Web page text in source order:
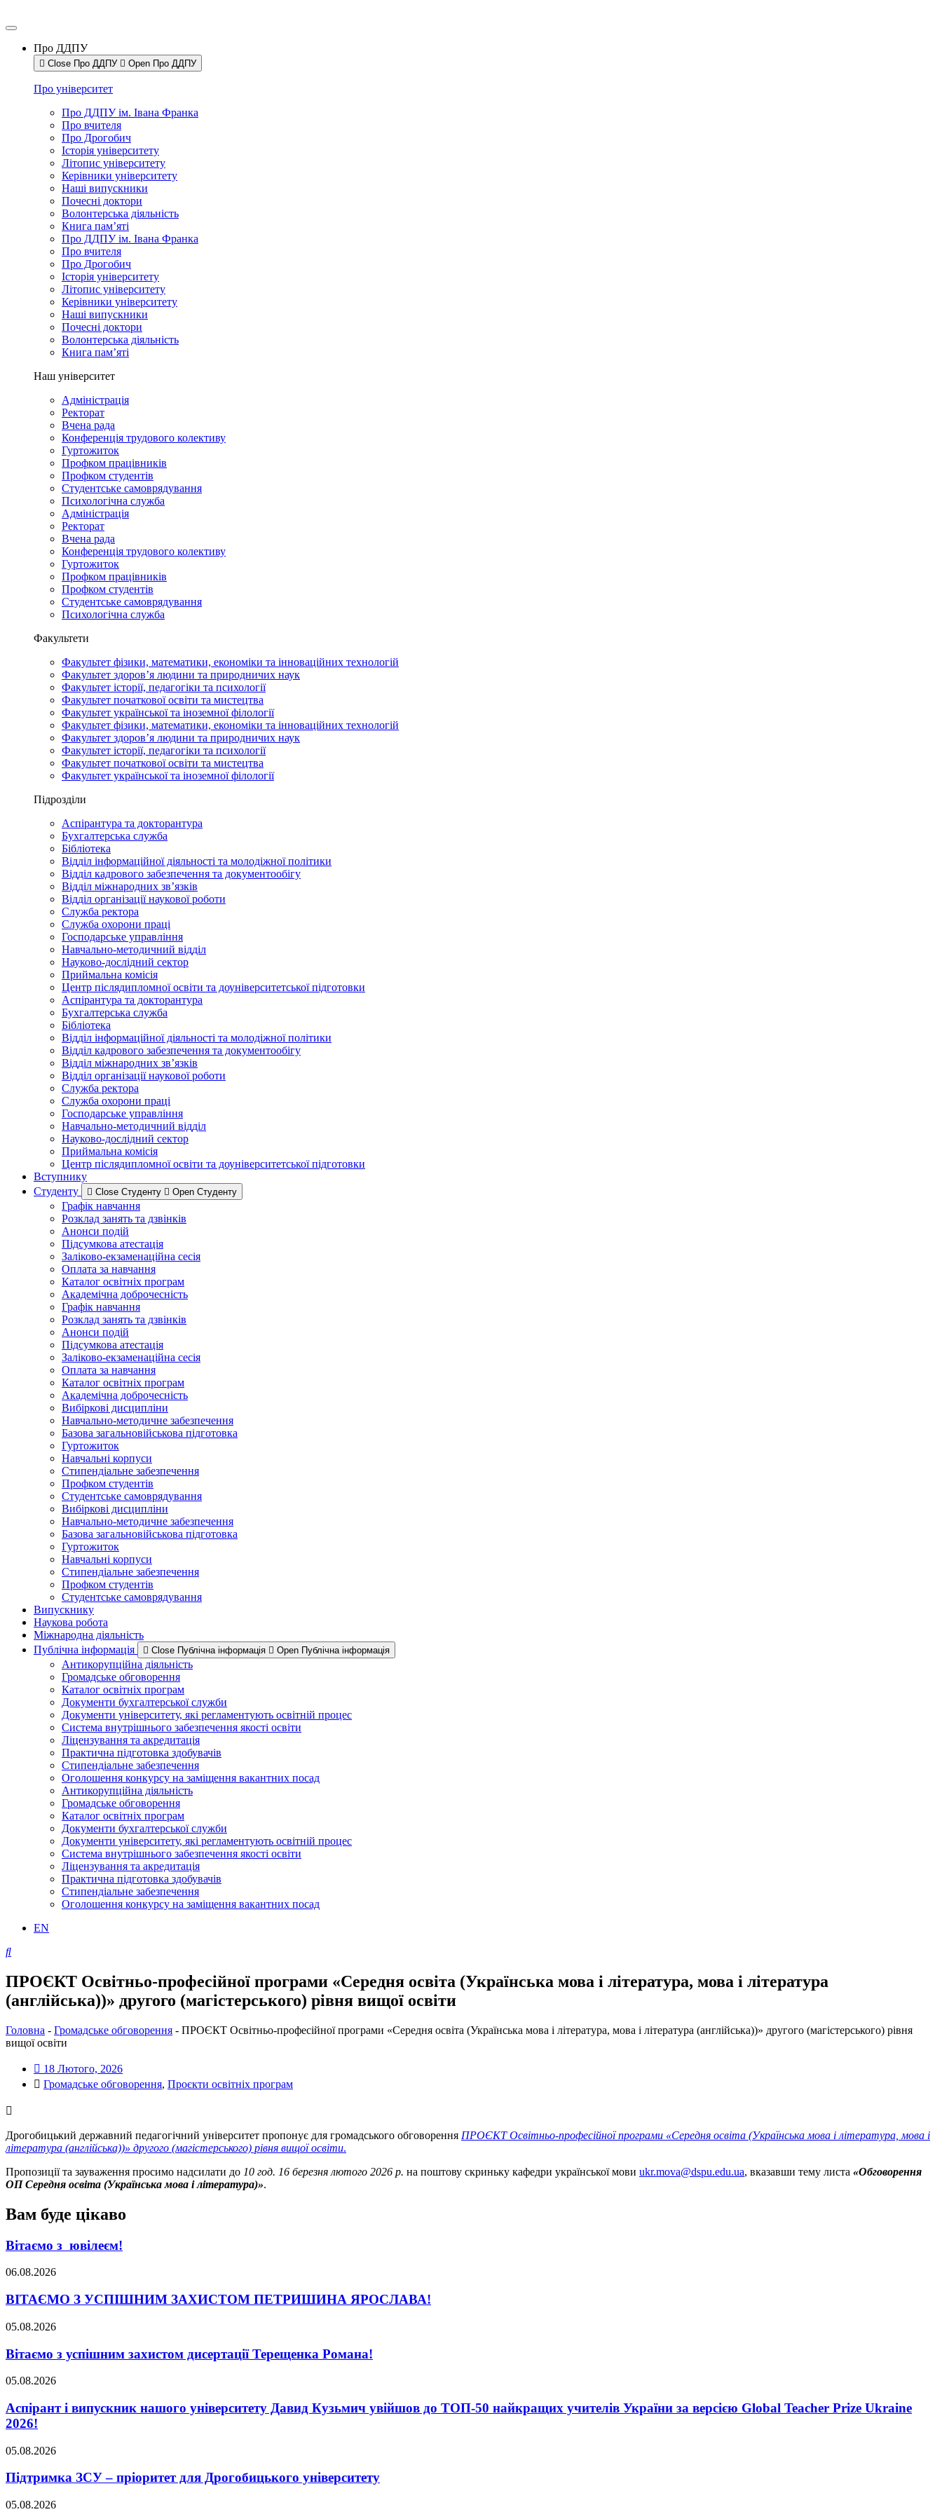
Про ДДПУ
Close Про ДДПУ Open Про ДДПУ
Про університет
Про ДДПУ ім. Івана Франка
Про вчителя
Про Дрогобич
Історія університету
Літопис університету
Керівники університету
Наші випускники
Почесні доктори
Волонтерська діяльність
Книга пам’яті
Про ДДПУ ім. Івана Франка
Про вчителя
Про Дрогобич
Історія університету
Літопис університету
Керівники університету
Наші випускники
Почесні доктори
Волонтерська діяльність
Книга пам’яті
Наш університет
Адміністрація
Ректорат
Вчена рада
Конференція трудового колективу
Гуртожиток
Профком працівників
Профком студентів
Студентське самоврядування
Психологічна служба
Адміністрація
Ректорат
Вчена рада
Конференція трудового колективу
Гуртожиток
Профком працівників
Профком студентів
Студентське самоврядування
Психологічна служба
Факультети
Факультет фізики, математики, економіки та інноваційних технологій
Факультет здоров’я людини та природничих наук
Факультет історії, педагогіки та психології
Факультет початкової освіти та мистецтва
Факультет української та іноземної філології
Факультет фізики, математики, економіки та інноваційних технологій
Факультет здоров’я людини та природничих наук
Факультет історії, педагогіки та психології
Факультет початкової освіти та мистецтва
Факультет української та іноземної філології
Підрозділи
Аспірантура та докторантура
Бухгалтерська служба
Бібліотека
Відділ інформаційної діяльності та молодіжної політики
Відділ кадрового забезпечення та документообігу
Відділ міжнародних зв’язків
Відділ організації наукової роботи
Служба ректора
Служба охорони праці
Господарське управління
Навчально-методичний відділ
Науково-дослідний сектор
Приймальна комісія
Центр післядипломної освіти та доуніверситетської підготовки
Аспірантура та докторантура
Бухгалтерська служба
Бібліотека
Відділ інформаційної діяльності та молодіжної політики
Відділ кадрового забезпечення та документообігу
Відділ міжнародних зв’язків
Відділ організації наукової роботи
Служба ректора
Служба охорони праці
Господарське управління
Навчально-методичний відділ
Науково-дослідний сектор
Приймальна комісія
Центр післядипломної освіти та доуніверситетської підготовки
Вступнику
Студенту
Close Студенту Open Студенту
Графік навчання
Розклад занять та дзвінків
Анонси подій
Підсумкова атестація
Заліково-екзаменаційна сесія
Оплата за навчання
Каталог освітніх програм
Академічна доброчесність
Графік навчання
Розклад занять та дзвінків
Анонси подій
Підсумкова атестація
Заліково-екзаменаційна сесія
Оплата за навчання
Каталог освітніх програм
Академічна доброчесність
Вибіркові дисципліни
Навчально-методичне забезпечення
Базова загальновійськова підготовка
Гуртожиток
Навчальні корпуси
Стипендіальне забезпечення
Профком студентів
Студентське самоврядування
Вибіркові дисципліни
Навчально-методичне забезпечення
Базова загальновійськова підготовка
Гуртожиток
Навчальні корпуси
Стипендіальне забезпечення
Профком студентів
Студентське самоврядування
Випускнику
Наукова робота
Міжнародна діяльність
Публічна інформація
Close Публічна інформація Open Публічна інформація
Антикорупційна діяльність
Громадське обговорення
Каталог освітніх програм
Документи бухгалтерської служби
Документи університету, які регламентують освітній процес
Система внутрішнього забезпечення якості освіти
Ліцензування та акредитація
Практична підготовка здобувачів
Стипендіальне забезпечення
Оголошення конкурсу на заміщення вакантних посад
Антикорупційна діяльність
Громадське обговорення
Каталог освітніх програм
Документи бухгалтерської служби
Документи університету, які регламентують освітній процес
Система внутрішнього забезпечення якості освіти
Ліцензування та акредитація
Практична підготовка здобувачів
Стипендіальне забезпечення
Оголошення конкурсу на заміщення вакантних посад
EN
ПРОЄКТ Освітньо-професійної програми «Середня освіта (Українська мова і література, мова і література
(англійська))» другого (магістерського) рівня вищої освіти
Головна - Громадське обговорення - ПРОЄКТ Освітньо-професійної програми «Середня освіта (Українська мова і література, мова і література (англійська))» другого (магістерського) рівня
вищої освіти
18 Лютого, 2026
Громадське обговорення, Проєкти освітніх програм
Дрогобицький державний педагогічний університет пропонує для громадського обговорення ПРОЄКТ Освітньо-професійної програми «Середня освіта (Українська мова і література, мова і
література (англійська))» другого (магістерського) рівня вищої освіти.
Пропозиції та зауваження просимо надсилати до 10 год. 16 березня лютого 2026 р. на поштову скриньку кафедри української мови ukr.mova@dspu.edu.ua, вказавши тему листа «Обговорення
ОПСередня освіта (Українська мова і література)».
Вам буде цікаво
Вітаємо з ювілеєм!
06.08.2026
ВІТАЄМО З УСПІШНИМ ЗАХИСТОМ ПЕТРИШИНА ЯРОСЛАВА!
05.08.2026
Вітаємо з успішним захистом дисертації Терещенка Романа!
05.08.2026
Аспірант і випускник нашого університету Давид Кузьмич увійшов до ТОП-50 найкращих учителів України за версією Global Teacher Prize Ukraine
2026!
05.08.2026
Підтримка ЗСУ – пріоритет для Дрогобицького університету
05.08.2026